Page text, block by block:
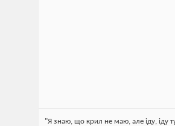
"Я знаю, що крил не маю, але іду, іду